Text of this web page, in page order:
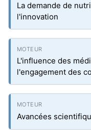
La demande de
l'innovation
L'influence des
l'engagement des
Avancées